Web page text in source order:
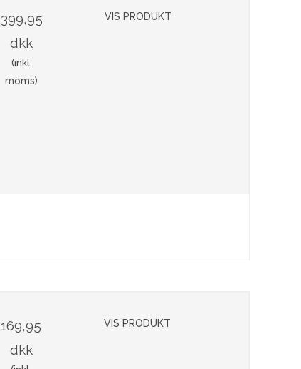
399,95
dkk
(inkl.
moms)
VIS PRODUKT
169,95
dkk
VIS PRODUKT